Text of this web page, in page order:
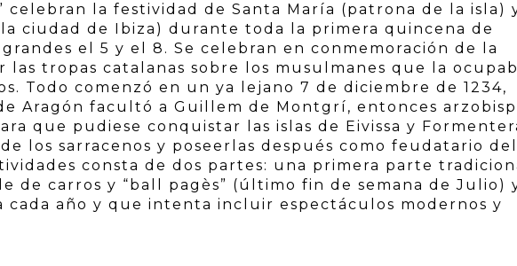
celebran la festividad de Santa María (patrona de la isla)
ciudad de Ibiza) durante toda la primera quincena de
el 5 y el 8. Se celebran en conmemoración de la
las tropas catalanas sobre los musulmanes que la
Todo comenzó en un ya lejano 7 de diciembre de 1234,
Aragón facultó a Guillem de Montgrí, entonces
que pudiese conquistar las islas de Eivissa y
los sarracenos y poseerlas después como feudatario del
consta de dos partes: una primera parte
de carros y “ball pagès” (último fin de semana de Julio)
cada año y que intenta incluir espectáculos modernos y